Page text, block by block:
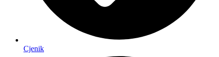
Cjenik